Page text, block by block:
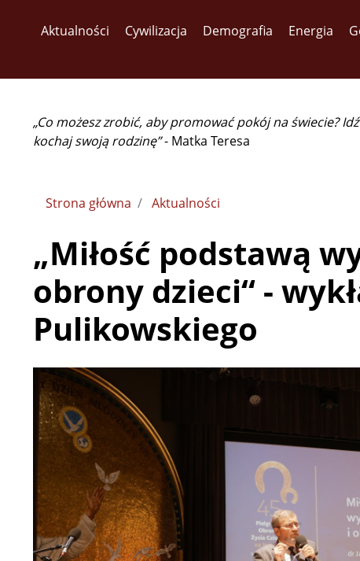
Aktualności Cywilizacja Demografia Energia
„Co możesz zrobić, aby promować pokój na świecie?
kochaj swoją rodzinę”- Matka Teresa
Strona główna Aktualności
„Miłość podstawą
obrony dzieci“ -
Pulikowskiego